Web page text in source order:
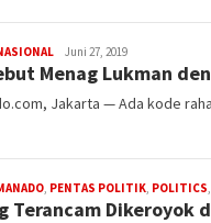
ham
Juni 27, 2019
Menag Lukman
Jakarta — Ada kode
, PENTAS POLITIK, POLITICS,
Terancam Dikeroyok